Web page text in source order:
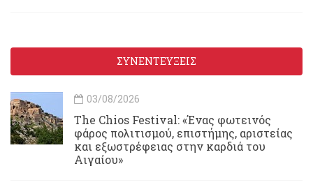
ΣΥΝΕΝΤΕΥΞΕΙΣ
03/08/2026
Τhe Chios Festival: «Ένας φωτεινός
φάρος πολιτισμού, επιστήμης, αριστείας
και εξωστρέφειας στην καρδιά του
Αιγαίου»